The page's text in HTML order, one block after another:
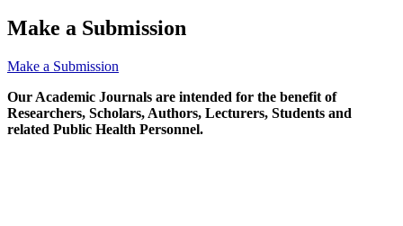
Make a Submission
Make a Submission
Our Academic Journals are intended for the benefit of
Researchers, Scholars, Authors, Lecturers, Students and
related Public Health Personnel.